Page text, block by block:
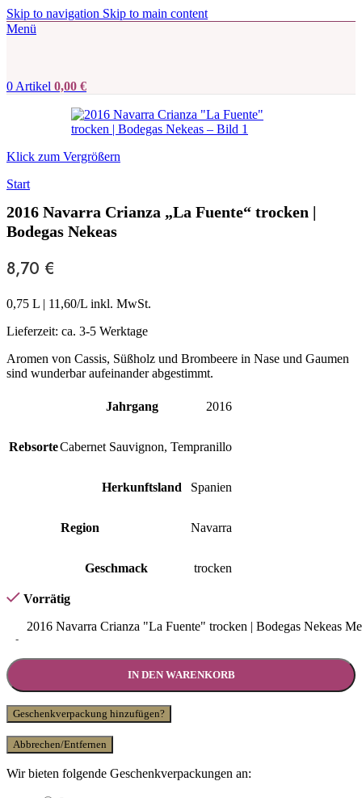
Skip to navigation Skip to main content
Menü
0 Artikel 0,00 €
Klick zum Vergrößern
Start
2016 Navarra Crianza „La Fuente“ trocken |
Bodegas Nekeas
8,70 €
0,75 L | 11,60/L inkl. MwSt.
Lieferzeit: ca. 3-5 Werktage
Aromen von Cassis, Süßholz und Brombeere in Nase und Gaumen
sind wunderbar aufeinander abgestimmt.
Jahrgang 2016
RebsorteCabernet Sauvignon, Tempranillo
Herkunftsland Spanien
Region Navarra
Geschmack trocken
Vorrätig
-
2016 Navarra Crianza "La Fuente" trocken | Bodegas Nekeas
IN DEN WARENKORB
Geschenkverpackung hinzufügen?
Abbrechen/Entfernen
Wir bieten folgende Geschenkverpackungen an: